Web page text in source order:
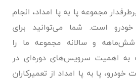
مجموعه پا به پا امداد، انجام
است. شما می‌توانید برای
و سالانه مجموعه ما را
به اهمیت سرویس‌های دوره‌ای در
پا به پا امداد از تعمیرکاران